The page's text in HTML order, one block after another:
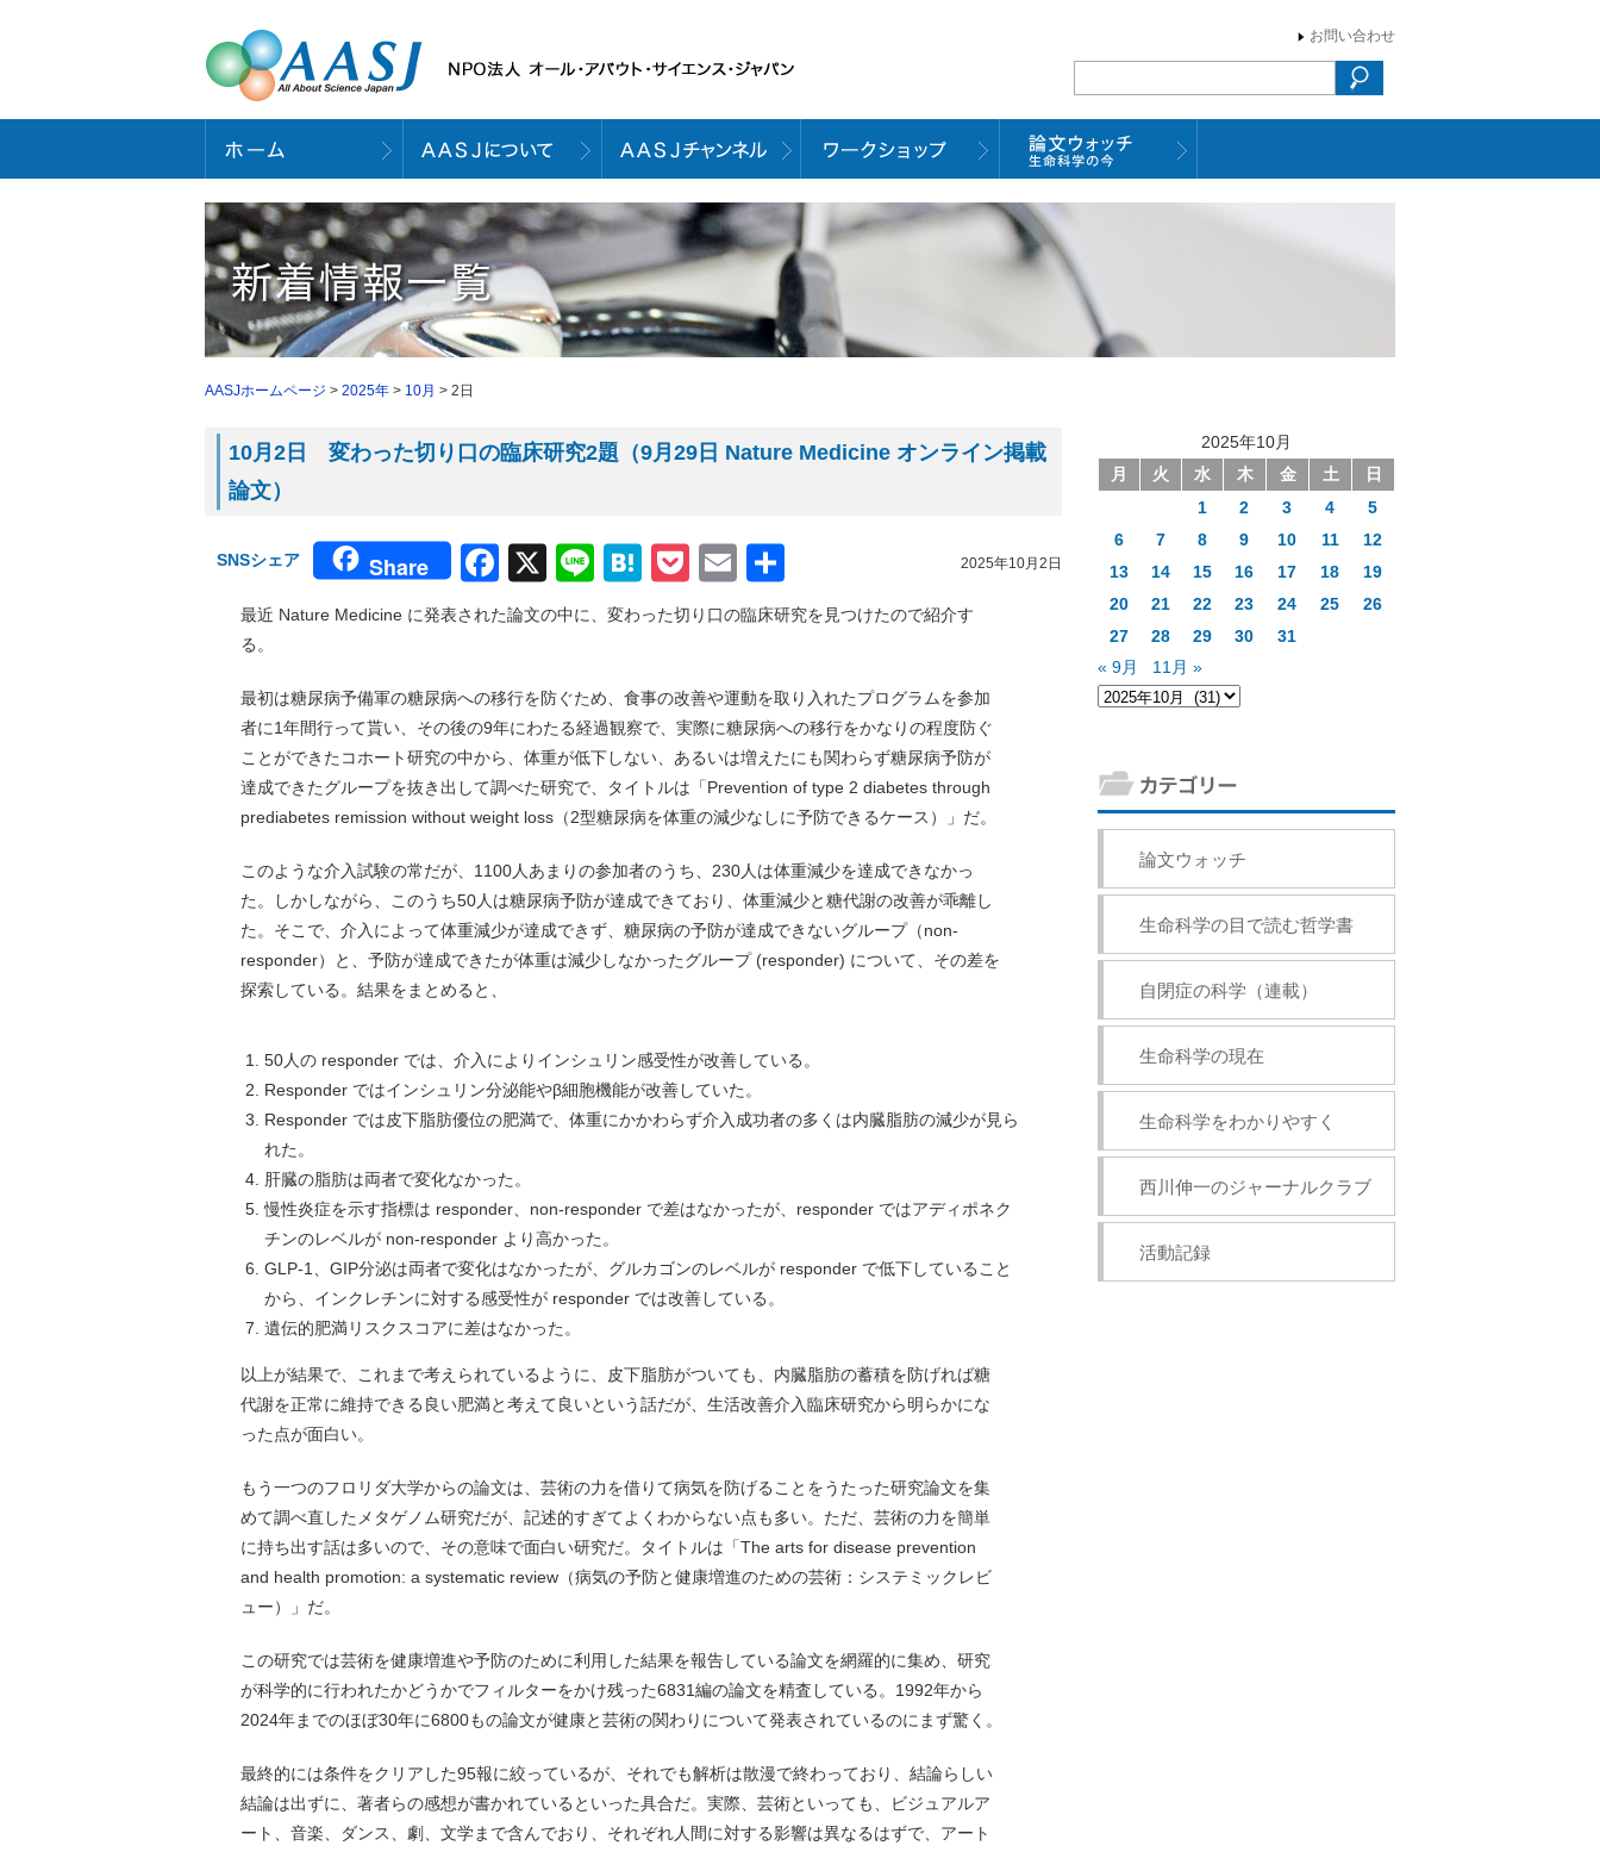
お問い合わせ
AASJホームページ > 2025年 > 10月 > 2日
10月2日 変わった切り口の臨床研究2題（9月29日 Nature Medicine オンライン掲載
論文）
2025年10月2日
SNSシェア Share Facebook
X LineHatena
Pocket
Email
有
最近 Nature Medicine に発表された論文の中に、変わった切り口の臨床研究を見つけたので紹介す
る。
最初は糖尿病予備軍の糖尿病への移行を防ぐため、食事の改善や運動を取り入れたプログラムを参加
者に1年間行って貰い、その後の9年にわたる経過観察で、実際に糖尿病への移行をかなりの程度防ぐ
ことができたコホート研究の中から、体重が低下しない、あるいは増えたにも関わらず糖尿病予防が
達成できたグループを抜き出して調べた研究で、タイトルは「Prevention of type 2 diabetes through
prediabetes remission without weight loss（2型糖尿病を体重の減少なしに予防できるケース）」だ。
このような介入試験の常だが、1100人あまりの参加者のうち、230人は体重減少を達成できなかっ
た。しかしながら、このうち50人は糖尿病予防が達成できており、体重減少と糖代謝の改善が乖離し
た。そこで、介入によって体重減少が達成できず、糖尿病の予防が達成できないグループ（non-
responder）と、予防が達成できたが体重は減少しなかったグループ (responder) について、その差を
探索している。結果をまとめると、
50人の responder では、介入によりインシュリン感受性が改善している。
Responder ではインシュリン分泌能やβ細胞機能が改善していた。
Responder では皮下脂肪優位の肥満で、体重にかかわらず介入成功者の多くは内臓脂肪の減少が見ら
れた。
肝臓の脂肪は両者で変化なかった。
慢性炎症を示す指標は responder、non-responder で差はなかったが、responder ではアディポネク
チンのレベルが non-responder より高かった。
GLP-1、GIP分泌は両者で変化はなかったが、グルカゴンのレベルが responder で低下していること
から、インクレチンに対する感受性が responder では改善している。
遺伝的肥満リスクスコアに差はなかった。
以上が結果で、これまで考えられているように、皮下脂肪がついても、内臓脂肪の蓄積を防げれば糖
代謝を正常に維持できる良い肥満と考えて良いという話だが、生活改善介入臨床研究から明らかにな
った点が面白い。
もう一つのフロリダ大学からの論文は、芸術の力を借りて病気を防げることをうたった研究論文を集
めて調べ直したメタゲノム研究だが、記述的すぎてよくわからない点も多い。ただ、芸術の力を簡単
に持ち出す話は多いので、その意味で面白い研究だ。タイトルは「The arts for disease prevention
and health promotion: a systematic review（病気の予防と健康増進のための芸術：システミックレビ
ュー）」だ。
この研究では芸術を健康増進や予防のために利用した結果を報告している論文を網羅的に集め、研究
が科学的に行われたかどうかでフィルターをかけ残った6831編の論文を精査している。1992年から
2024年までのほぼ30年に6800もの論文が健康と芸術の関わりについて発表されているのにまず驚く。
最終的には条件をクリアした95報に絞っているが、それでも解析は散漫で終わっており、結論らしい
結論は出ずに、著者らの感想が書かれているといった具合だ。実際、芸術といっても、ビジュアルア
ート、音楽、ダンス、劇、文学まで含んでおり、それぞれ人間に対する影響は異なるはずで、アート
2025年10月
月
火 水 木 金 土
日
1
2 3 4
5
6
7 8 9 10 11
12
13
14 15 16 17 18
19
20
21 22 23 24 25
26
27
28 29 30
31
« 9月
11月 »
論文ウォッチ
生命科学の目で読む哲学書
自閉症の科学（連載）
生命科学の現在
生命科学をわかりやすく
西川伸一のジャーナルクラブ
活動記録